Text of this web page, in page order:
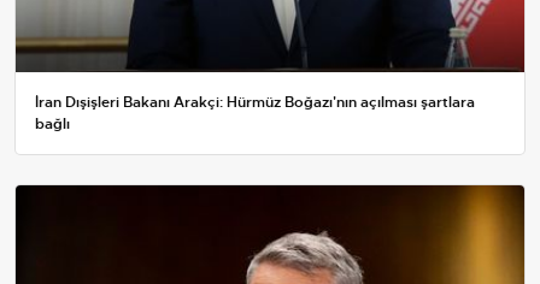
İran Dışişleri Bakanı Arakçi: Hürmüz Boğazı'nın açılması şartlara
bağlı